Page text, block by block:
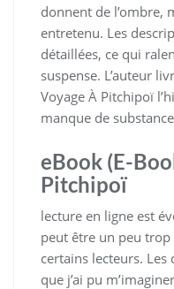
donnent de l’ombre,
entretenu. Les
détaillées, ce qui
suspense. L’auteur
Voyage À Pitchipoï
manque de
eBook (E-
Pitchipoï
lecture en ligne est
peut être un peu
certains lecteurs.
que j’ai pu